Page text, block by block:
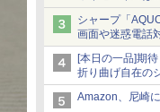
身向け「超おト
点
シャープ「
画面や迷惑電話
クの法人向け
[本日の一品]期
折り曲げ自在の
Amazon、尼崎